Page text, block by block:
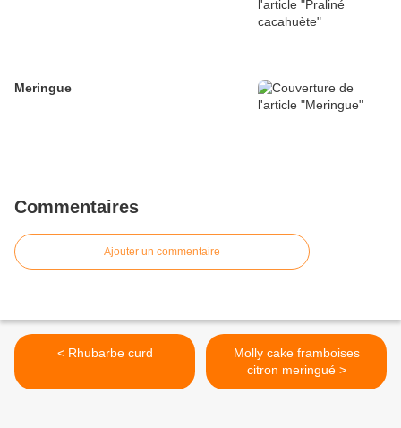
Meringue
Commentaires
Ajouter un commentaire
< Rhubarbe curd
Molly cake framboises
citron meringué >